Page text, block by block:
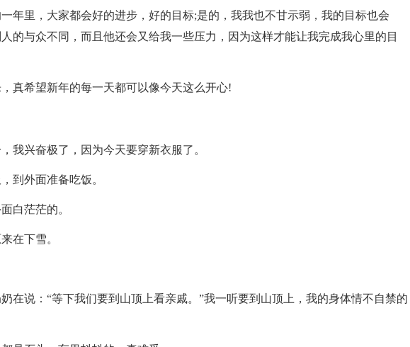
年里，大家都会好的进步，好的目标;是的，我我也不甘示弱，我的目标也会
的与众不同，而且他还会又给我一些压力，因为这样才能让我完成我心里的目
真希望新年的每一天都可以像今天这么开心!
我兴奋极了，因为今天要穿新衣服了。
到外面准备吃饭。
白茫茫的。
在下雪。
在说：“等下我们要到山顶上看亲戚。”我一听要到山顶上，我的身体情不自禁的